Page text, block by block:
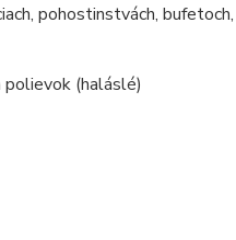
pohostinstvách,
polievok (haláslé)